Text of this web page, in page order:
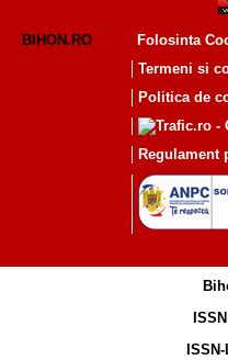
BIHON.RO
Folosinta
Termeni si
Politica de
Regulament